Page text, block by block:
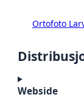
Ortofoto
Webside